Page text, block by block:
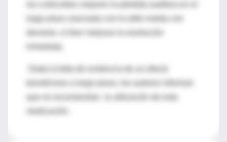
largo plazo asociada con la otitis media con
beneficioso a largo plazo, los autores informan